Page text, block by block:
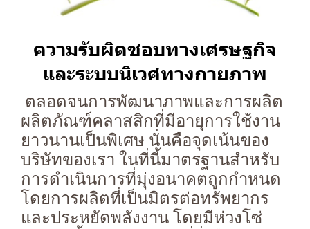
ความรับผิดชอบทางเศรษฐกิจ
และระบบนิเวศทางกายภาพ
ตลอดจนการพัฒนาภาพและการผลิต
ผลิตภัณฑ์คลาสสิกที่มีอายุการใช้งาน
ยาวนานเป็นพิเศษ นั่นคือจุดเน้นของ
บริษัทของเรา ในที่นี้มาตรฐานสำหรับ
การดำเนินการที่มุ่งอนาคตถูกกำหนด
โดยการผลิตที่เป็นมิตรต่อทรัพยากร
และประหยัดพลังงาน โดยมีห่วงโซ่